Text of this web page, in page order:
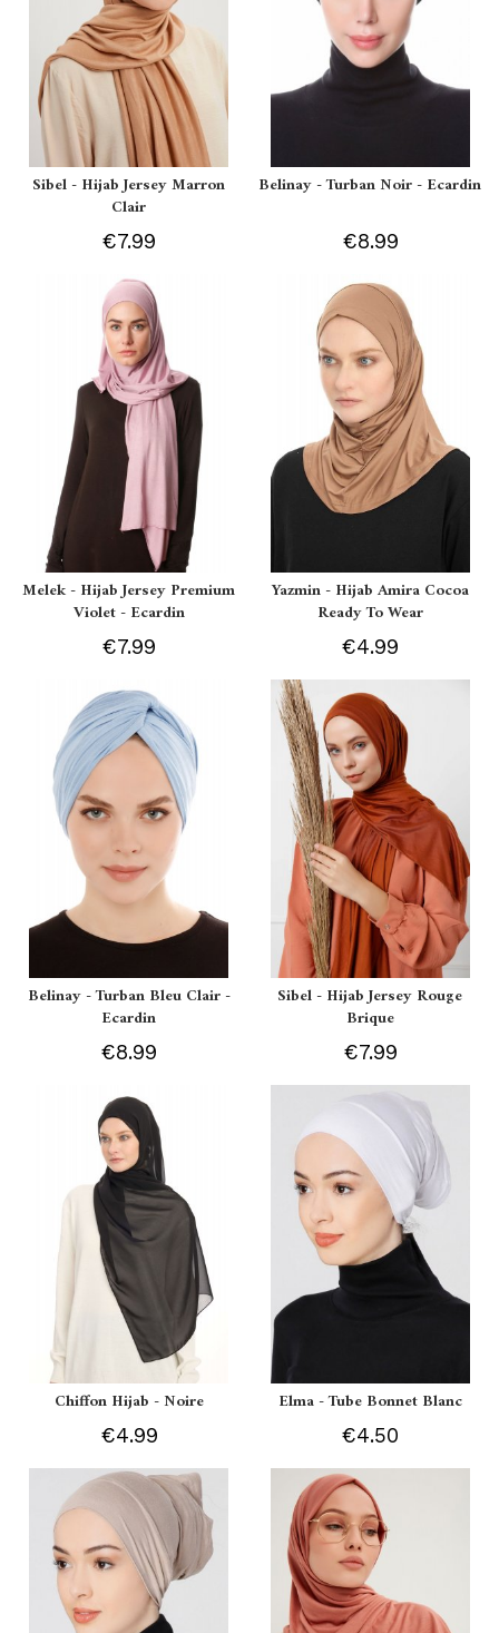
Sibel - Hijab Jersey Marron
Clair
€7.99
Belinay - Turban Noir - Ecardin
€8.99
Melek - Hijab Jersey Premium
Violet - Ecardin
€7.99
Yazmin - Hijab Amira Cocoa
Ready To Wear
€4.99
Belinay - Turban Bleu Clair -
Ecardin
€8.99
Sibel - Hijab Jersey Rouge
Brique
€7.99
Chiffon Hijab - Noire
€4.99
Elma - Tube Bonnet Blanc
€4.50